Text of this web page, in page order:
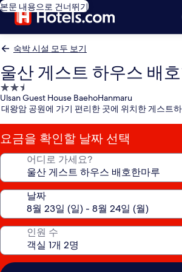
본문 내용으로 건너뛰기
숙박 시설 모두 보기
울산 게스트 하우스 배
2.5
성
급
숙
박
시
Ulsan Guest House BaehoHanmaru
대왕암 공원에 가기 편리한 곳에 위치한 게스트
요금을 확인할 날짜 선택
어디로 가세요?
날짜
인원 수